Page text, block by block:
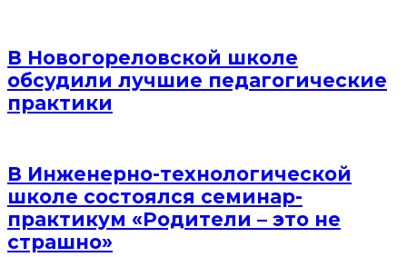
В Новогореловской школе
обсудили лучшие педагогические
практики
В Инженерно-технологической
школе состоялся семинар-
практикум «Родители – это не
страшно»